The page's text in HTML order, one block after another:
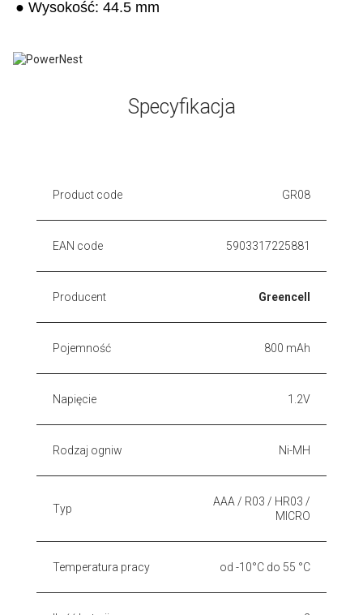
● Wysokość: 44.5 mm
Specyfikacja
Product code GR08
EAN code 5903317225881
Producent Greencell
Pojemność 800 mAh
Napięcie 1.2V
Rodzaj ogniw Ni-MH
Typ
AAA / R03 / HR03 /
MICRO
Temperatura pracy od -10°C do 55 °C